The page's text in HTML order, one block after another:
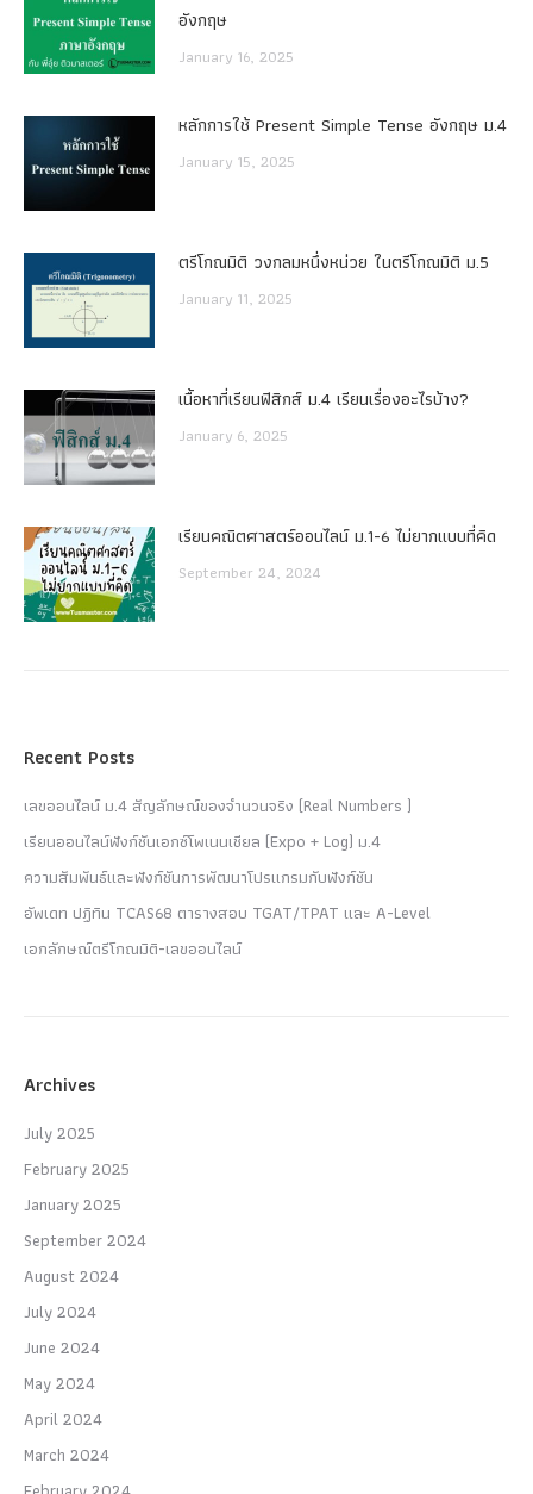
อังกฤษ
January 16, 2025
หลักการใช้ Present Simple Tense อังกฤษ ม.4
January 15, 2025
ตรีโกณมิติ วงกลมหนึ่งหน่วย ในตรีโกณมิติ ม.5
January 11, 2025
เนื้อหาที่เรียนฟิสิกส์ ม.4 เรียนเรื่องอะไรบ้าง?
January 6, 2025
เรียนคณิตศาสตร์ออนไลน์ ม.1-6 ไม่ยากแบบที่คิด
September 24, 2024
Recent Posts
เลขออนไลน์ ม.4 สัญลักษณ์ของจำนวนจริง (Real Numbers )
เรียนออนไลน์ฟังก์ชันเอกซ์โพเนนเชียล (Expo + Log) ม.4
ความสัมพันธ์และฟังก์ชันการพัฒนาโปรแกรมกับฟังก์ชัน
อัพเดท ปฏิทิน TCAS68 ตารางสอบ TGAT/TPAT และ A-Level
เอกลักษณ์ตรีโกณมิติ-เลขออนไลน์
Archives
July 2025
February 2025
January 2025
September 2024
August 2024
July 2024
June 2024
May 2024
April 2024
March 2024